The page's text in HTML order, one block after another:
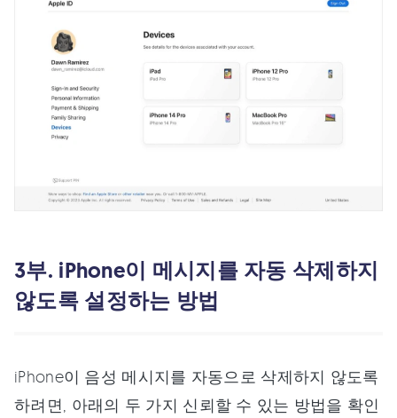
3부. iPhone이 메시지를 자동 삭제하지
않도록 설정하는 방법
iPhone이 음성 메시지를 자동으로 삭제하지 않도록
하려면, 아래의 두 가지 신뢰할 수 있는 방법을 확인